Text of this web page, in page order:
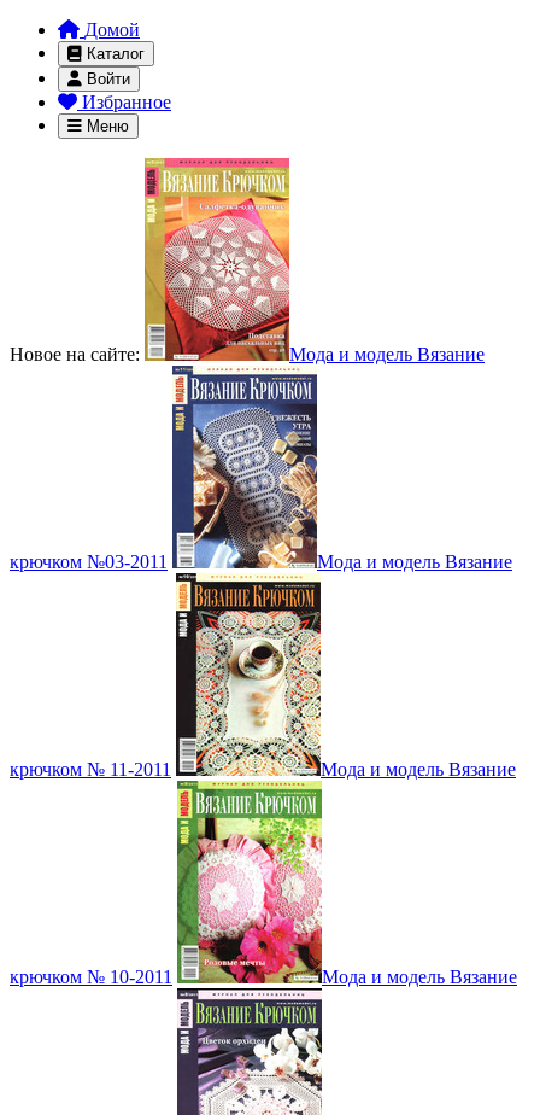
Домой
Каталог
Войти
Избранное
Меню
Новое на сайте: Мода и модель Вязание
крючком №03-2011 Мода и модель Вязание
крючком № 11-2011 Мода и модель Вязание
крючком № 10-2011 Мода и модель Вязание